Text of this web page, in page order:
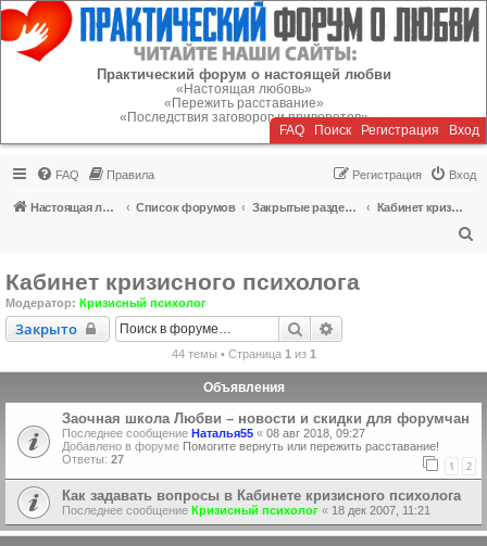
Регистрация
Практический форум о настоящей любви
«Настоящая любовь»
«Пережить расставание»
«Последствия заговоров и приворотов»
FAQ Поиск Регистрация Вход
FAQ Правила Вход
Регистрация
Настоящая любовь Список форумов Закрытые разделы (читать можно, писать - нельзя)
Кабинет кризисного психолога
Кабинет кризисного психолога
Модератор: Кризисный психолог
Закрыто
Закрыто Поиск
44 темы • Страница 1 из 1
Объявления
Заочная школа Любви – новости и скидки для форумчан
Последнее сообщение Наталья55 « 08 авг 2018, 09:27
Добавлено в форуме Помогите вернуть или пережить расставание!
Ответы: 27 1 2
Как задавать вопросы в Кабинете кризисного психолога
Последнее сообщение Кризисный психолог « 18 дек 2007, 11:21